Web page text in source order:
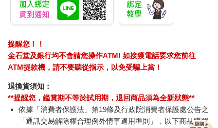
提醒您！！
金石堂及銀行均不會請您操作ATM! 如接獲電話要求您前往
ATM提款機，請不要聽從指示，以免受騙上當！
退換貨須知：
**提醒您，鑑賞期不等於試用期，退回商品須為全新狀態**
依據「消費者保護法」第19條及行政院消費者保護處公告之
「通訊交易解除權合理例外情事適用準則」，以下商品購買